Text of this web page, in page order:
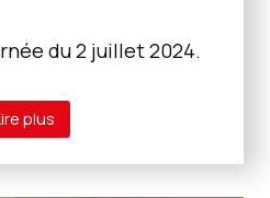
du 2 juillet 2024.
plus